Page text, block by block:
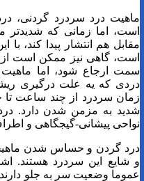
ماهیت درد سردرد گردنی،
است، اما زمانی که
مقابل هم انتشار پیدا کند،
است، گاهی نیز ممکن است از
سمت ارجاع شود، اما ماهیت
دردی که یه علت درگیری
زمان سردرد از چند ساعت تا
شدید به مزمن شدن دارد.
نواحی پیشانی-گیجگاهی و
درد گردن و حساس شدن
و شایع این سردرد هستند.
عموما وضعیت سر به جلو